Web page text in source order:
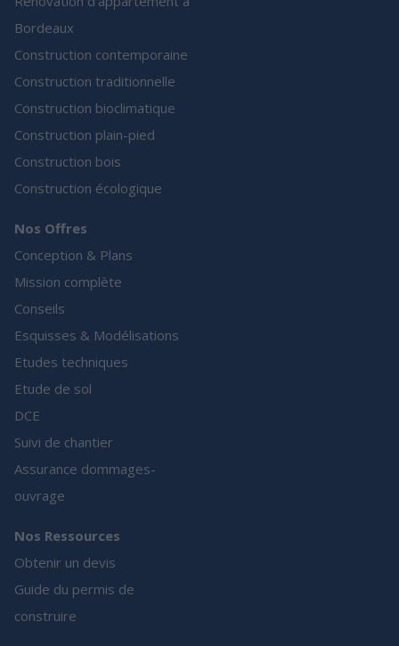
Bordeaux
Construction contemporaine
Construction traditionnelle
Construction bioclimatique
Construction plain-pied
Construction bois
Construction écologique
Nos Offres
Conception & Plans
Mission complète
Conseils
Esquisses & Modélisations
Etudes techniques
Etude de sol
DCE
Suivi de chantier
Assurance dommages-
ouvrage
Nos Ressources
Obtenir un devis
Guide du permis de
construire